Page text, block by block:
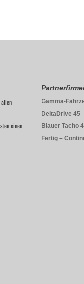
allen
einen
Gamma-
DeltaDrive 45
Blauer Tacho
Fertig –